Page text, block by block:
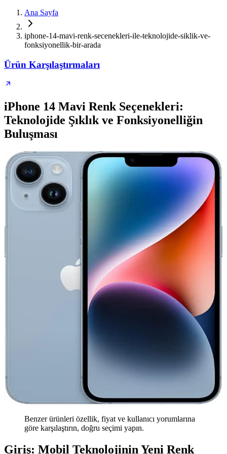
Ana Sayfa
iphone-14-mavi-renk-secenekleri-ile-teknolojide-siklik-ve-
fonksiyonellik-bir-arada
Ürün Karşılaştırmaları
iPhone 14 Mavi Renk Seçenekleri:
Teknolojide Şıklık ve Fonksiyonelliğin
Buluşması
Benzer ürünleri özellik, fiyat ve kullanıcı yorumlarına
göre karşılaştırın, doğru seçimi yapın.
Giriş: Mobil Teknolojinin Yeni Renk